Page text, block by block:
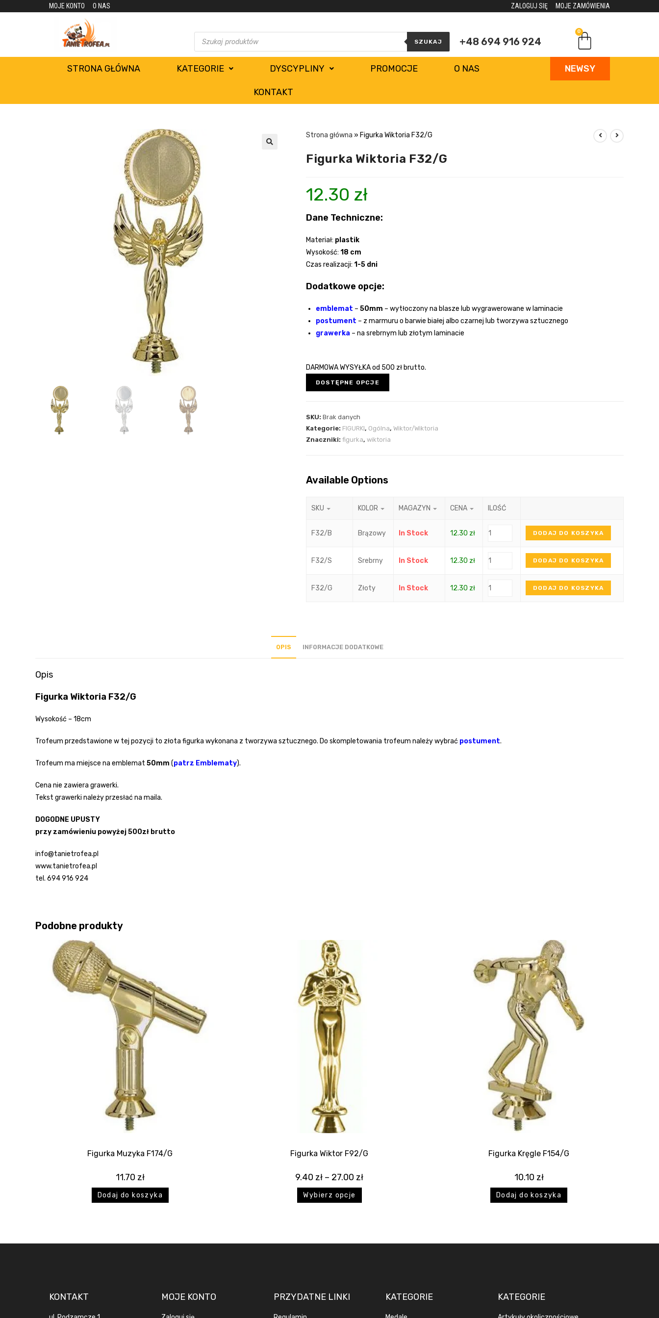
MOJE KONTO O NAS ZALOGUJ SIĘ MOJE ZAMÓWIENIA
SZUKAJ +48 694 916 924
0
STRONA GŁÓWNA KATEGORIE DYSCYPLINY PROMOCJE O NAS
KONTAKT
NEWSY
Strona główna » Figurka Wiktoria F32/G
Figurka Wiktoria F32/G
12.30 zł
Dane Techniczne:
Materiał: plastik
Wysokość: 18 cm
Czas realizacji: 1-5 dni
Dodatkowe opcje:
emblemat – 50mm – wytłoczony na blasze lub wygrawerowane w laminacie
postument – z marmuru o barwie białej albo czarnej lub tworzywa sztucznego
grawerka – na srebrnym lub złotym laminacie
DARMOWA WYSYŁKA od 500 zł brutto.
DOSTĘPNE OPCJE
SKU: Brak danych
Kategorie: FIGURKI, Ogólna, Wiktor/Wiktoria
Znaczniki: figurka, wiktoria
Available Options
SKU KOLOR MAGAZYN CENA ILOŚĆ
F32/B Brązowy In Stock 12.30 zł DODAJ DO KOSZYKA
F32/S Srebrny In Stock 12.30 zł DODAJ DO KOSZYKA
F32/G Złoty In Stock 12.30 zł DODAJ DO KOSZYKA
OPIS INFORMACJE DODATKOWE
Opis
Figurka Wiktoria F32/G
Wysokość – 18cm
Trofeum przedstawione w tej pozycji to złota figurka wykonana z tworzywa sztucznego. Do skompletowania trofeum należy wybrać postument.
Trofeum ma miejsce na emblemat 50mm (patrz Emblematy).
Cena nie zawiera grawerki.
Tekst grawerki należy przesłać na maila.
DOGODNE UPUSTY
przy zamówieniu powyżej 500zł brutto
info@tanietrofea.pl
www.tanietrofea.pl
tel. 694 916 924
Podobne produkty
Figurka Muzyka F174/G
11.70 zł
Dodaj do koszyka
Figurka Wiktor F92/G
9.40 zł – 27.00 zł
Wybierz opcje
Figurka Kręgle F154/G
10.10 zł
Dodaj do koszyka
KONTAKT MOJE KONTO PRZYDATNE LINKI KATEGORIE KATEGORIE